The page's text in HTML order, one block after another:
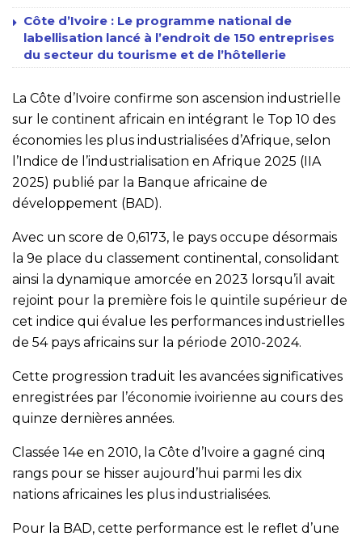
Côte d’Ivoire : Le programme national de
labellisation lancé à l’endroit de 150 entreprises
du secteur du tourisme et de l’hôtellerie
La Côte d’Ivoire confirme son ascension industrielle
sur le continent africain en intégrant le Top 10 des
économies les plus industrialisées d’Afrique, selon
l’Indice de l’industrialisation en Afrique 2025 (IIA
2025) publié par la Banque africaine de
développement (BAD).
Avec un score de 0,6173, le pays occupe désormais
la 9e place du classement continental, consolidant
ainsi la dynamique amorcée en 2023 lorsqu’il avait
rejoint pour la première fois le quintile supérieur de
cet indice qui évalue les performances industrielles
de 54 pays africains sur la période 2010-2024.
Cette progression traduit les avancées significatives
enregistrées par l’économie ivoirienne au cours des
quinze dernières années.
Classée 14e en 2010, la Côte d’Ivoire a gagné cinq
rangs pour se hisser aujourd’hui parmi les dix
nations africaines les plus industrialisées.
Pour la BAD, cette performance est le reflet d’une